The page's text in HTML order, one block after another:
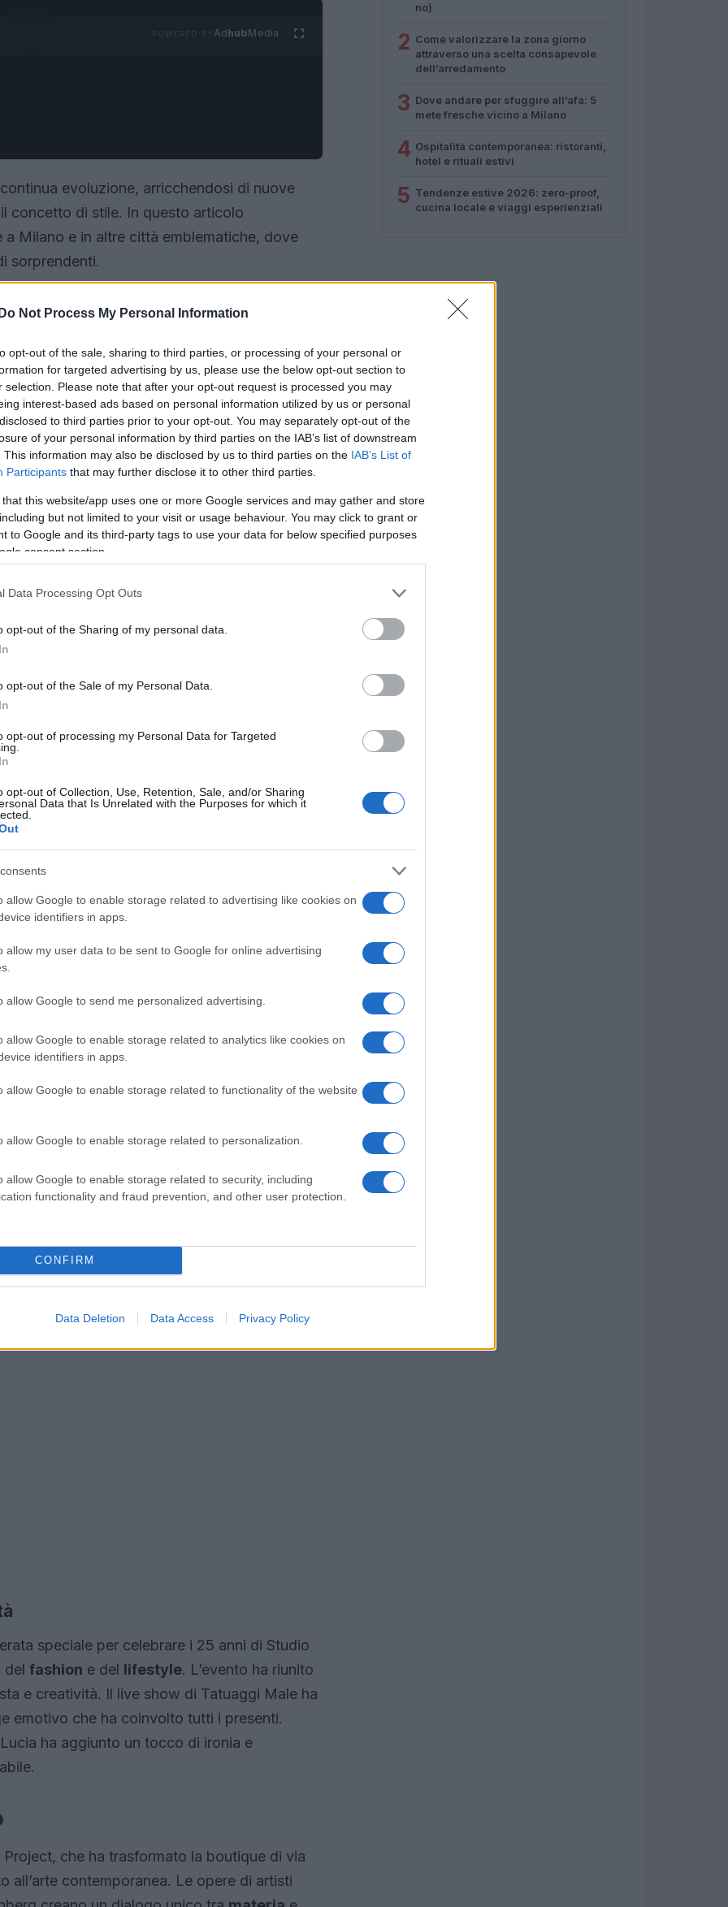
Do Not Process My Personal Information
opt-out of the sale, sharing to third parties, or processing of your personal or
for targeted advertising by us, please use the below opt-out section to
selection. Please note that after your opt-out request is processed you may
interest-based ads based on personal information utilized by us or personal
to third parties prior to your opt-out. You may separately opt-out of the
of your personal information by third parties on the IAB’s list of downstream
This information may also be disclosed by us to third parties on the IAB’s List of
Participants that may further disclose it to other third parties.
that this website/app uses one or more Google services and may gather and store
but not limited to your visit or usage behaviour. You may click to grant or
to Google and its third-party tags to use your data for below specified purposes
consent section.
Data Processing Opt Outs
opt-out of the Sharing of my personal data.
opt-out of the Sale of my Personal Data.
opt-out of processing my Personal Data for Targeted
opt-out of Collection, Use, Retention, Sale, and/or Sharing
Data that Is Unrelated with the Purposes for which it
allow Google to enable storage related to advertising like cookies on
identifiers in apps.
allow my user data to be sent to Google for online advertising
allow Google to send me personalized advertising.
allow Google to enable storage related to analytics like cookies on
identifiers in apps.
allow Google to enable storage related to functionality of the website
allow Google to enable storage related to personalization.
allow Google to enable storage related to security, including
functionality and fraud prevention, and other user protection.
CONFIRM
Data Deletion Data Access Privacy Policy
AdhubMedia
evoluzione, arricchendosi di nuove
concetto di stile. In questo articolo
Milano e in altre città emblematiche, dove
sorprendenti.
e lifestyle
dal nuovo menu autunnale di PAN,
Tiger a Piazza XXV Aprile. Qui, un
che coniuga eleganza e
che trasmette raffinatezza. Questo
di connessione con la cultura
un nuovo percorso con l’arrivo di
e Raif Adelberg come Design Director.
profonda, sotto la guida del CEO
il marchio non solo come produttore di
globale. Bruno, con la sua unione di
ad Adelberg, porta una visione che racconta
che abbraccia
accattivante che cattura immediatamente
e il volto di Eva Mendes, la Ryder
100% vegano, rappresenta
e rispetto per l’ambiente.
un’eleganza che trasmette un messaggio
consapevole.
speciale per celebrare i 25 anni di Studio
del fashion e del lifestyle. L’evento ha riunito
e creatività. Il live show di Tatuaggi Male ha
emotivo che ha coinvolto tutti i presenti.
ha aggiunto un tocco di ironia e
che ha trasformato la boutique di via
all’arte contemporanea. Le opere di artisti
no)
2 Come valorizzare la zona giorno
attraverso una scelta consapevole
dell’arredamento
3 Dove andare per sfuggire all’afa: 5
mete fresche vicino a Milano
4 Ospitalità contemporanea: ristoranti,
hotel e rituali estivi
5 Tendenze estive 2026: zero-proof,
cucina locale e viaggi esperienziali